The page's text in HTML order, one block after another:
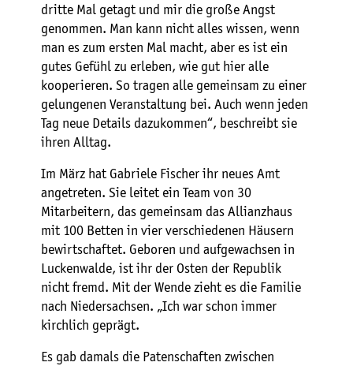
dritte Mal getagt und mir die große Angst
genommen. Man kann nicht alles wissen, wenn
man es zum ersten Mal macht, aber es ist ein
gutes Gefühl zu erleben, wie gut hier alle
kooperieren. So tragen alle gemeinsam zu einer
gelungenen Veranstaltung bei. Auch wenn jeden
Tag neue Details dazukommen“, beschreibt sie
ihren Alltag.
Im März hat Gabriele Fischer ihr neues Amt
angetreten. Sie leitet ein Team von 30
Mitarbeitern, das gemeinsam das Allianzhaus
mit 100 Betten in vier verschiedenen Häusern
bewirtschaftet. Geboren und aufgewachsen in
Luckenwalde, ist ihr der Osten der Republik
nicht fremd. Mit der Wende zieht es die Familie
nach Niedersachsen. „Ich war schon immer
kirchlich geprägt.
Es gab damals die Patenschaften zwischen